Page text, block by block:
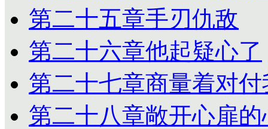
第二十五章手刃仇敌
第二十六章他起疑心了
第二十七章商量着对付
第二十八章敞开心扉的